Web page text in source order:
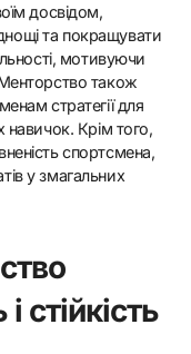
досвідом,
та покращувати
мотивуючи
також
стратегії для
навичок. Крім того,
спортсмена,
у змагальних
стійкість